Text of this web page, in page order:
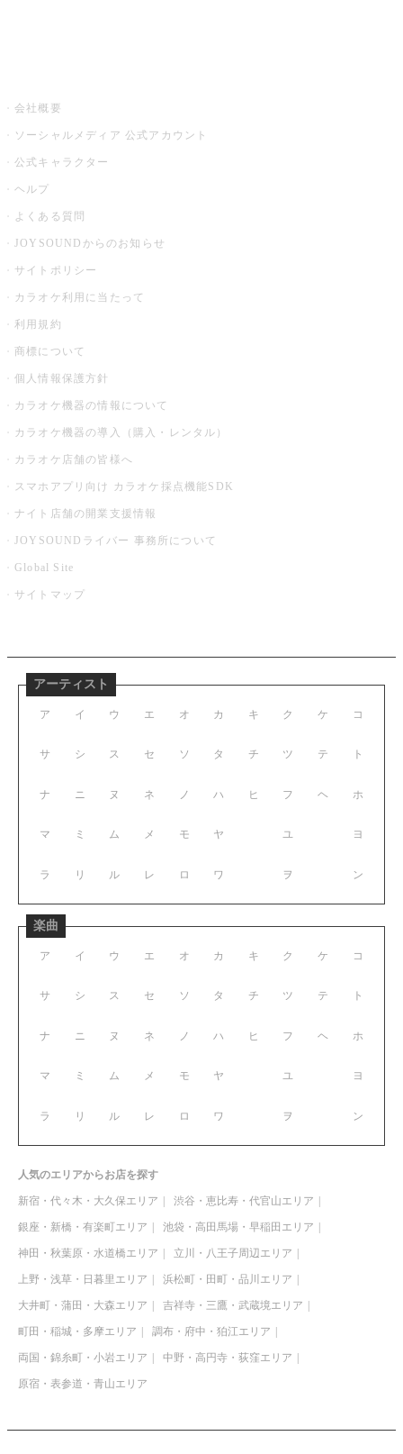
会社概要
ソーシャルメディア 公式アカウント
公式キャラクター
ヘルプ
よくある質問
JOYSOUNDからのお知らせ
サイトポリシー
カラオケ利用に当たって
利用規約
商標について
個人情報保護方針
カラオケ機器の情報について
カラオケ機器の導入（購入・レンタル）
カラオケ店舗の皆様へ
スマホアプリ向け カラオケ採点機能SDK
ナイト店舗の開業支援情報
JOYSOUNDライバー 事務所について
Global Site
サイトマップ
アーティスト
ア イ ウ エ オ
サ シ ス セ ソ
ナ ニ ヌ ネ ノ
マ ミ ム メ モ
ラ リ ル レ ロ
カ キ ク ケ コ
タ チ ツ テ ト
ハ ヒ フ ヘ ホ
ヤ ユ ヨ
ワ ヲ ン
楽曲
ア イ ウ エ オ
サ シ ス セ ソ
ナ ニ ヌ ネ ノ
マ ミ ム メ モ
ラ リ ル レ ロ
カ キ ク ケ コ
タ チ ツ テ ト
ハ ヒ フ ヘ ホ
ヤ ユ ヨ
ワ ヲ ン
人気のエリアからお店を探す
新宿・代々木・大久保エリア 渋谷・恵比寿・代官山エリア
銀座・新橋・有楽町エリア 池袋・高田馬場・早稲田エリア
神田・秋葉原・水道橋エリア 立川・八王子周辺エリア
上野・浅草・日暮里エリア 浜松町・田町・品川エリア
大井町・蒲田・大森エリア 吉祥寺・三鷹・武蔵境エリア
町田・稲城・多摩エリア 調布・府中・狛江エリア
両国・錦糸町・小岩エリア 中野・高円寺・荻窪エリア
原宿・表参道・青山エリア